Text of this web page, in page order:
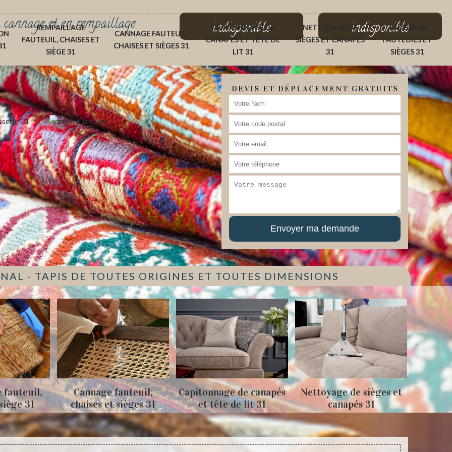
et en rempaillage indisponible indisponible
REMPAILLAGE
FAUTEUIL, CHAISES ET
SIÈGE 31
CANNAGE FAUTEUIL,
CHAISES ET SIÈGES 31
CAPITONNAGE DE
CANAPÉS ET TÊTE DE
LIT 31
NETTOYAGE DE
SIÈGES ET CANAPÉS
31
TAPISSAGE
FAUTEUILS ET
SIÈGES 31
DEVIS ET DÉPLACEMENT GRATUITS
- TAPIS DE TOUTES ORIGINES ET TOUTES DIMENSIONS
fauteuil,
31
Cannage fauteuil,
chaises et sièges 31
Capitonnage de canapés
et tête de lit 31
Nettoyage de sièges et
canapés 31